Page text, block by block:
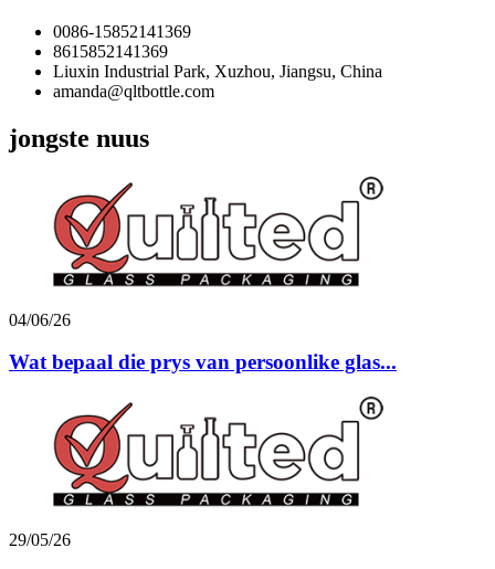
0086-15852141369
8615852141369
Liuxin Industrial Park, Xuzhou, Jiangsu, China
amanda@qltbottle.com
jongste nuus
04/06/26
Wat bepaal die prys van persoonlike glas...
29/05/26